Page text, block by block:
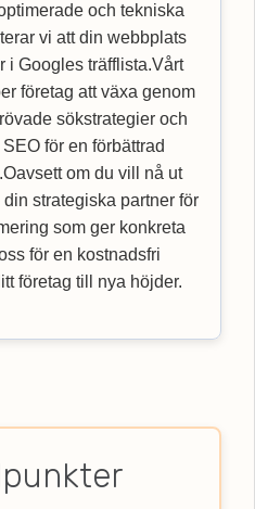
och tekniska
vi att din webbplats
i Googles träfflista.Vårt
företag att växa genom
sökstrategier och
för en förbättrad
om du vill nå ut
strategiska partner för
som ger konkreta
för en kostnadsfri
företag till nya höjder.